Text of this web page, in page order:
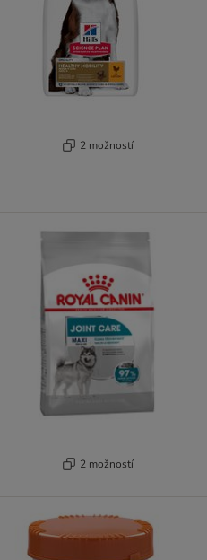
2 možností
2 možností